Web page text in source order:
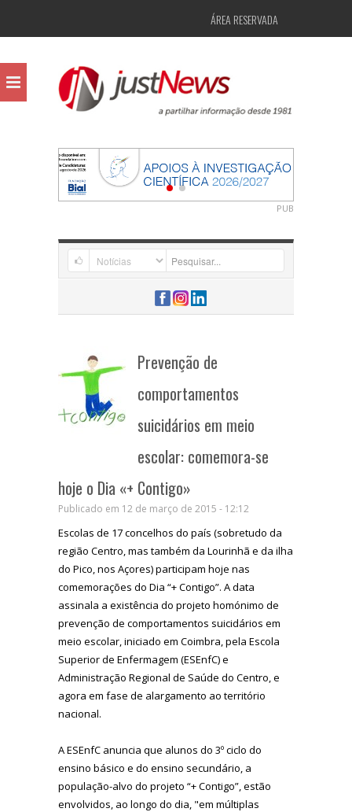
ÁREA RESERVADA
PUB
Prevenção de
comportamentos
suicidários em meio
escolar: comemora-se
hoje o Dia «+ Contigo»
Publicado em 12 de março de 2015 - 12:12
Escolas de 17 concelhos do país (sobretudo da
região Centro, mas também da Lourinhã e da ilha
do Pico, nos Açores) participam hoje nas
comemorações do Dia “+ Contigo”. A data
assinala a existência do projeto homónimo de
prevenção de comportamentos suicidários em
meio escolar, iniciado em Coimbra, pela Escola
Superior de Enfermagem (ESEnfC) e
Administração Regional de Saúde do Centro, e
agora em fase de alargamento ao território
nacional.
A ESEnfC anuncia que alunos do 3º ciclo do
ensino básico e do ensino secundário, a
população-alvo do projeto “+ Contigo”, estão
envolvidos, ao longo do dia, "em múltiplas